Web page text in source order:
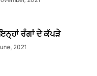
ਰੰਗਾਂ ਦੇ ਕੱਪੜੇ
2021